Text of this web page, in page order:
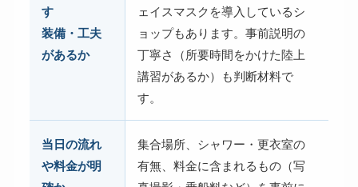
す
装備・工夫
があるか
ェイスマスクを導入しているシ
ョップもあります。事前説明の
丁寧さ（所要時間をかけた陸上
講習があるか）も判断材料で
す。
当日の流れ
や料金が明
集合場所、シャワー・更衣室の
有無、料金に含まれるもの（写